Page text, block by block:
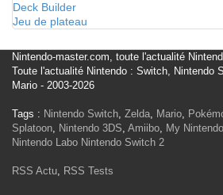
Deck Builder
Jeu de plateau
Nintendo-master.com, toute l'actualité
Toute l'actualité Nintendo : Switch, Nintendo
Mario - 2003-2026
Tags : Nintendo Switch, Zelda, Mario,
Splatoon, Nintendo 3DS, Amiibo, My Nintendo
Nintendo Labo Nintendo Switch 2
RSS Actu, RSS Tests